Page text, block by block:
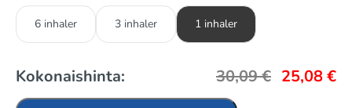
6 inhaler 3 inhaler 1 inhaler
Kokonaishinta: 30,09€ 25,08€